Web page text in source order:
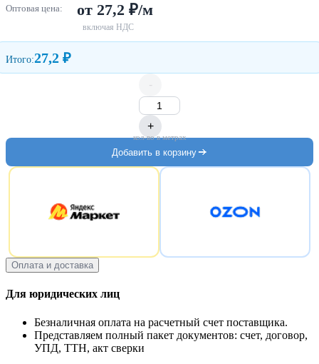
Оптовая цена: от 27,2 ₽/м
включая НДС
Итого:27,2 ₽
-
+
кол-во в метрах
Добавить в корзину
Оплата и доставка
Для юридических лиц
Безналичная оплата на расчетный счет поставщика.
Представляем полный пакет документов: счет, договор,
УПД, ТТН, акт сверки